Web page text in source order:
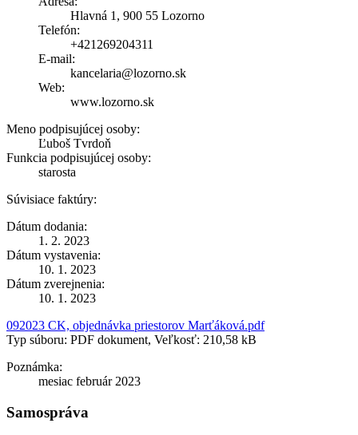
Hlavná 1, 900 55 Lozorno
Telefón:
+421269204311
E-mail:
kancelaria@lozorno.sk
Web:
www.lozorno.sk
Meno podpisujúcej osoby:
Ľuboš Tvrdoň
Funkcia podpisujúcej osoby:
starosta
Súvisiace faktúry:
Dátum dodania:
1. 2. 2023
Dátum vystavenia:
10. 1. 2023
Dátum zverejnenia:
10. 1. 2023
092023 CK, objednávka priestorov Marťáková.pdf
Typ súboru: PDF dokument, Veľkosť: 210,58 kB
Poznámka:
mesiac február 2023
Samospráva